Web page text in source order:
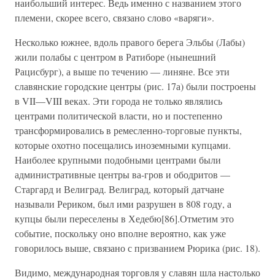
наибольший интерес. Ведь именно с названием этого
племени, скорее всего, связано слово «варяги».
Несколько южнее, вдоль правого берега Эльбы (Лабы)
жили полабы с центром в Ратиборе (нынешний
Рацисбург), а выше по течению — линяне. Все эти
славянские городские центры (рис. 17а) были построены
в VII—VIII веках. Эти города не только являлись
центрами политической власти, но и постепенно
трансформировались в ремесленно-торговые пункты,
которые охотно посещались иноземными купцами.
Наиболее крупными подобными центрами были
административные центры ва-гров и ободритов —
Старгард и Велиград. Велиград, который датчане
называли Рериком, был ими разрушен в 808 году, а
купцы были переселены в Хедебю[86].Отметим это
событие, поскольку оно вполне вероятно, как уже
говорилось выше, связано с призванием Рюрика (рис. 18).
Видимо, международная торговля у славян шла настолько